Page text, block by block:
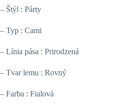
– Štýl : Párty
– Typ : Cami
– Línia pása : Prirodzená
– Tvar lemu : Rovný
– Farba : Fialová